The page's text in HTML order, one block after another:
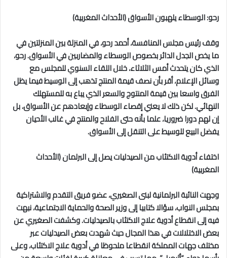
رحو: الوسطاء يلهبون الأسواق (الأحداث المغربية)
وقف رئيس مجلس المنافسة، أحمد رحو، في المنزلة بين المنزلتين في
ما يخص الجدل الدائر بخصوص الوسطاء والمضاربين في الأسواق. رحو،
الذي كان يتحدث أمس الثلاثاء، خلال اللقاء السنوي للمجلس مع
وسائل الإعلام، أقر بأن نصف قيمة المنتج تذهب إلى الوسيط فيما يظل
الفرق واسعا بين قيمة المنتوج والسعر الذي يباع به للمستهلك
النهائي. لكن ذلك لا يعني إقصاء الوسطاء وإبعادهم عن الأسواق، بل
إن لهم دورا ضروريا، علما بأنه حتى الفلاح والمنتج في غالب الأحيان
يفضل البيع للوسيط على التنقل إلى الأسواق.
اختفاء أدوية الاكتئاب من الصيدليات يصل إلى البرلمان (الأحداث
المغربية)
وجهت النائبة البرلمانية لبنى الصغيري، عضو فريق التقدم والاشتراكية
بمجلس النواب، سؤالا كتابيا إلى وزير الصحة والحماية الاجتماعية، نبهت
فيه إلى انقطاع أدوية علاج الاكتئاب بالصيدليات. وكشفت الصغيري عن
بعض الاختلالات في هذا المجال حيث شهدت بعض الصيدليات عبر
مختلف جهات المملكة انقطاعا ملحوظا في أدوية علاج الاكتئاب، وعلى